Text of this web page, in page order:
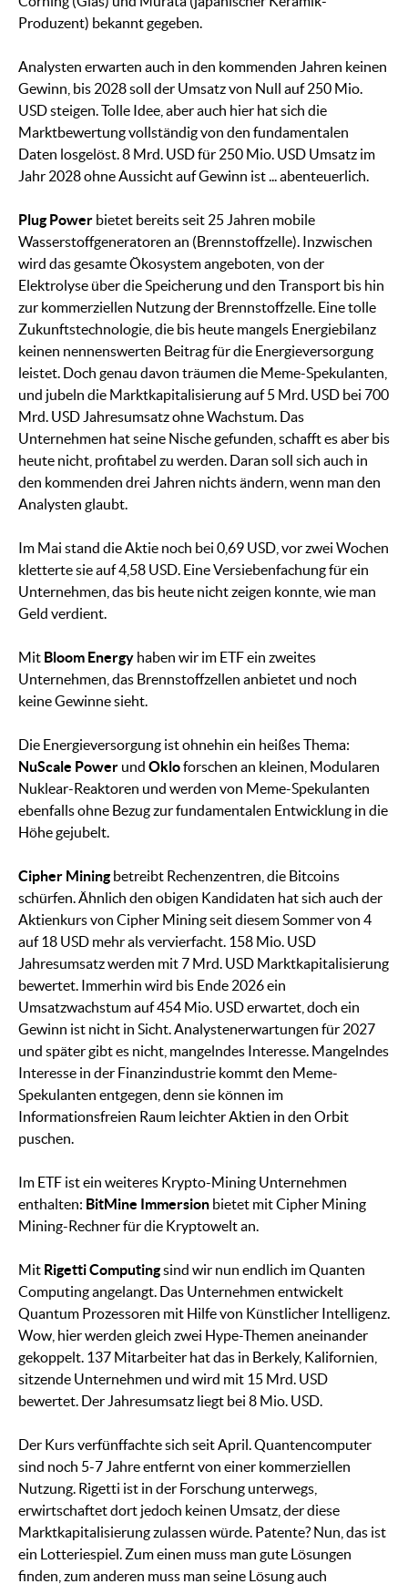
Produzent) bekannt gegeben.
Analysten erwarten auch in den kommenden Jahren keinen
Gewinn, bis 2028 soll der Umsatz von Null auf 250 Mio.
USD steigen. Tolle Idee, aber auch hier hat sich die
Marktbewertung vollständig von den fundamentalen
Daten losgelöst. 8 Mrd. USD für 250 Mio. USD Umsatz im
Jahr 2028 ohne Aussicht auf Gewinn ist ... abenteuerlich.
Plug Power bietet bereits seit 25 Jahren mobile
Wasserstoffgeneratoren an (Brennstoffzelle). Inzwischen
wird das gesamte Ökosystem angeboten, von der
Elektrolyse über die Speicherung und den Transport bis hin
zur kommerziellen Nutzung der Brennstoffzelle. Eine tolle
Zukunftstechnologie, die bis heute mangels Energiebilanz
keinen nennenswerten Beitrag für die Energieversorgung
leistet. Doch genau davon träumen die Meme-Spekulanten,
und jubeln die Marktkapitalisierung auf 5 Mrd. USD bei 700
Mrd. USD Jahresumsatz ohne Wachstum. Das
Unternehmen hat seine Nische gefunden, schafft es aber bis
heute nicht, profitabel zu werden. Daran soll sich auch in
den kommenden drei Jahren nichts ändern, wenn man den
Analysten glaubt.
Im Mai stand die Aktie noch bei 0,69 USD, vor zwei Wochen
kletterte sie auf 4,58 USD. Eine Versiebenfachung für ein
Unternehmen, das bis heute nicht zeigen konnte, wie man
Geld verdient.
Mit Bloom Energy haben wir im ETF ein zweites
Unternehmen, das Brennstoffzellen anbietet und noch
keine Gewinne sieht.
Die Energieversorgung ist ohnehin ein heißes Thema:
NuScale Power und Okloforschen an kleinen, Modularen
Nuklear-Reaktoren und werden von Meme-Spekulanten
ebenfalls ohne Bezug zur fundamentalen Entwicklung in die
Höhe gejubelt.
Cipher Miningbetreibt Rechenzentren, die Bitcoins
schürfen. Ähnlich den obigen Kandidaten hat sich auch der
Aktienkurs von Cipher Mining seit diesem Sommer von 4
auf 18 USD mehr als vervierfacht. 158 Mio. USD
Jahresumsatz werden mit 7 Mrd. USD Marktkapitalisierung
bewertet. Immerhin wird bis Ende 2026 ein
Umsatzwachstum auf 454 Mio. USD erwartet, doch ein
Gewinn ist nicht in Sicht. Analystenerwartungen für 2027
und später gibt es nicht, mangelndes Interesse. Mangelndes
Interesse in der Finanzindustrie kommt den Meme-
Spekulanten entgegen, denn sie können im
Informationsfreien Raum leichter Aktien in den Orbit
puschen.
Im ETF ist ein weiteres Krypto-Mining Unternehmen
enthalten: BitMine Immersion bietet mit Cipher Mining
Mining-Rechner für die Kryptowelt an.
Mit Rigetti Computingsind wir nun endlich im Quanten
Computing angelangt. Das Unternehmen entwickelt
Quantum Prozessoren mit Hilfe von Künstlicher Intelligenz.
Wow, hier werden gleich zwei Hype-Themen aneinander
gekoppelt. 137 Mitarbeiter hat das in Berkely, Kalifornien,
sitzende Unternehmen und wird mit 15 Mrd. USD
bewertet. Der Jahresumsatz liegt bei 8 Mio. USD.
Der Kurs verfünffachte sich seit April. Quantencomputer
sind noch 5-7 Jahre entfernt von einer kommerziellen
Nutzung. Rigetti ist in der Forschung unterwegs,
erwirtschaftet dort jedoch keinen Umsatz, der diese
Marktkapitalisierung zulassen würde. Patente? Nun, das ist
ein Lotteriespiel. Zum einen muss man gute Lösungen
finden, zum anderen muss man seine Lösung auch